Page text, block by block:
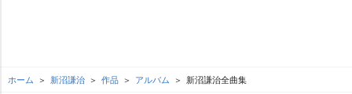
ホーム 新沼謙治 作品 アルバム 新沼謙治全曲集